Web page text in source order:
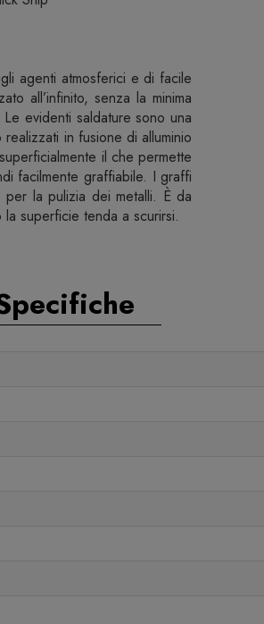
agenti atmosferici e di facile
all’infinito, senza la minima
evidenti saldature sono una
in fusione di alluminio
il che permette
facilmente graffiabile. I graffi
per la pulizia dei metalli. È da
superficie tenda a scurirsi.